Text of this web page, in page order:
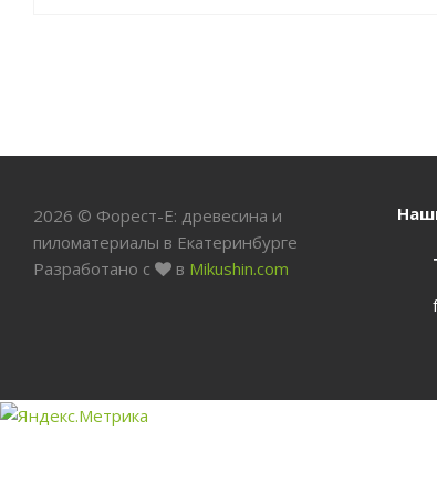
2026 © Форест-Е: древесина и
пиломатериалы в Екатеринбурге
Разработано с
в Mikushin.com